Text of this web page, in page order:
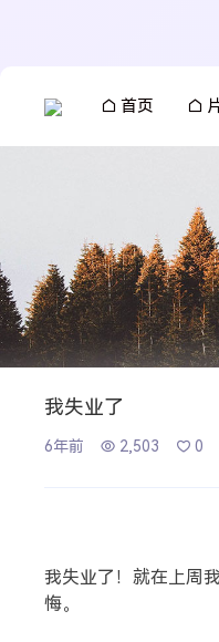
首页
我失业了
6年前 2,503 0
我失业了！就在上周
悔。